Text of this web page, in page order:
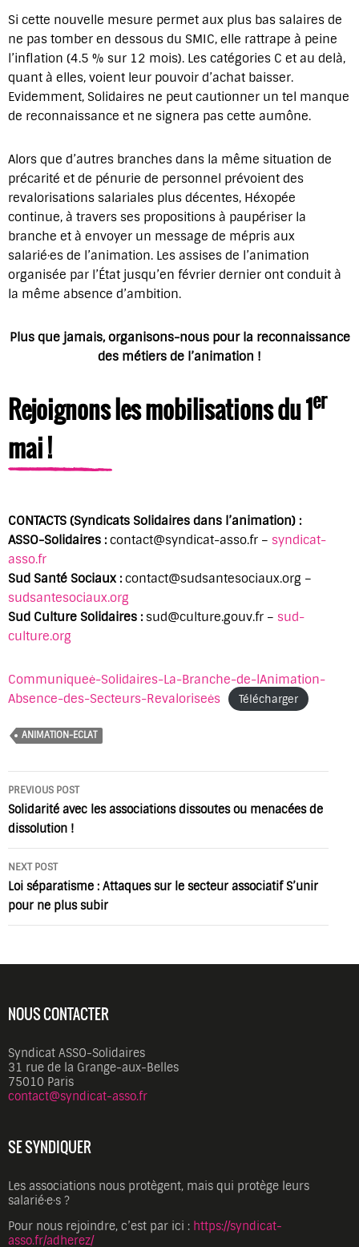
Si cette nouvelle mesure permet aux plus bas salaires de
ne pas tomber en dessous du SMIC, elle rattrape à peine
l’inflation (4.5 % sur 12 mois). Les catégories C et au delà,
quant à elles, voient leur pouvoir d’achat baisser.
Evidemment, Solidaires ne peut cautionner un tel manque
de reconnaissance et ne signera pas cette aumône.
Alors que d’autres branches dans la même situation de
précarité et de pénurie de personnel prévoient des
revalorisations salariales plus décentes, Héxopée
continue, à travers ses propositions à paupériser la
branche et à envoyer un message de mépris aux
salarié·es de l’animation. Les assises de l’animation
organisée par l’État jusqu’en février dernier ont conduit à
la même absence d’ambition.
Plus que jamais, organisons-nous pour la reconnaissance
des métiers de l’animation !
Rejoignons les mobilisations du 1er
mai !
CONTACTS (Syndicats Solidaires dans l’animation) :
ASSO-Solidaires : contact@syndicat-asso.fr – syndicat-
asso.fr
Sud Santé Sociaux : contact@sudsantesociaux.org –
sudsantesociaux.org
Sud Culture Solidaires : sud@culture.gouv.fr – sud-
culture.org
Communiqueė-Solidaires-La-Branche-de-lAnimation-
Absence-des-Secteurs-Revaloriseės
Télécharger
ANIMATION-ECLAT
Post
navigation
PREVIOUS POST
Solidarité avec les associations dissoutes ou menacées de
dissolution !
NEXT POST
Loi séparatisme : Attaques sur le secteur associatif S’unir
pour ne plus subir
NOUS CONTACTER
Syndicat ASSO-Solidaires
31 rue de la Grange-aux-Belles
75010 Paris
contact@syndicat-asso.fr
SE SYNDIQUER
Les associations nous protègent, mais qui protège leurs
salarié·e·s ?
Pour nous rejoindre, c’est par ici : https://syndicat-
asso.fr/adherez/